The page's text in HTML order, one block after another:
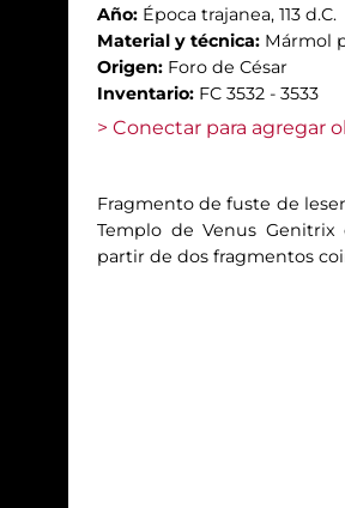
Año: Época trajanea, 113 d.C.
Material y técnica: Mármol
Origen: Foro de César
Inventario: FC 3532 - 3533
> Conectar para agregar
Fragmento de fuste de
Templo de Venus
partir de dos fragmentos